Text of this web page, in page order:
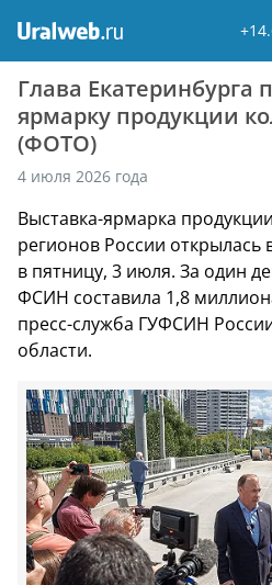
Глава Екатеринбурга
ярмарку продукции
(ФОТО)
4 июля 2026 года
Выставка-ярмарка
регионов России открылась
в пятницу, 3 июля. За один
ФСИН составила 1,8
пресс-служба ГУФСИН
области.